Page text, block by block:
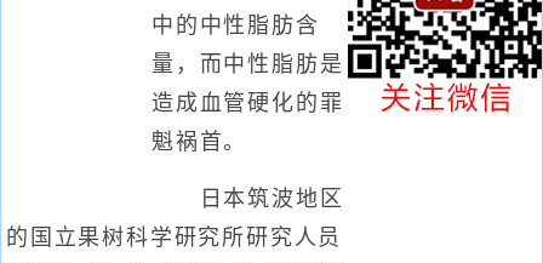
中的中性脂肪含
量，而中性脂肪是
造成血管硬化的罪
魁祸首。
日本筑波地区
的国立果树科学研究所研究人员